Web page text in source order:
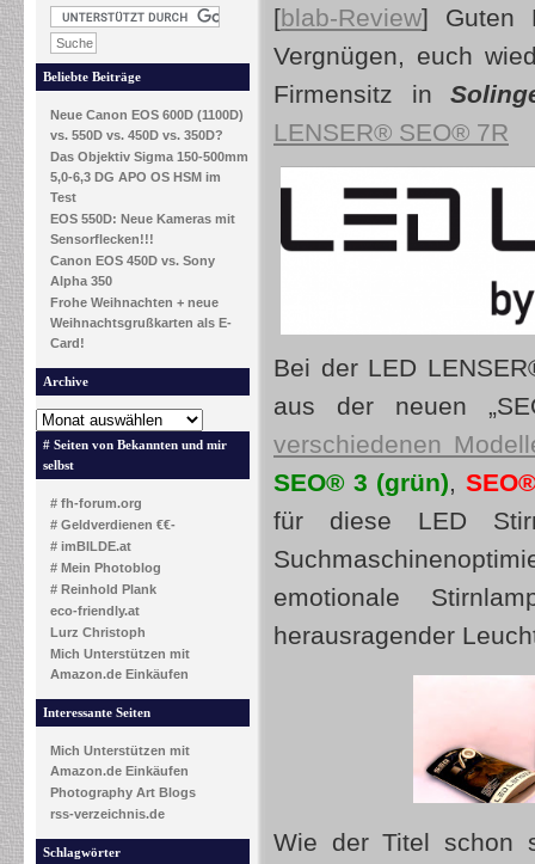
Beliebte Beiträge
Neue Canon EOS 600D (1100D)
vs. 550D vs. 450D vs. 350D?
Das Objektiv Sigma 150-500mm
5,0-6,3 DG APO OS HSM im
Test
EOS 550D: Neue Kameras mit
Sensorflecken!!!
Canon EOS 450D vs. Sony
Alpha 350
Frohe Weihnachten + neue
Weihnachtsgrußkarten als E-
Card!
Archive
# Seiten von Bekannten und mir
selbst
# fh-forum.org
# Geldverdienen €€-
# imBILDE.at
# Mein Photoblog
# Reinhold Plank
eco-friendly.at
Lurz Christoph
Mich Unterstützen mit
Amazon.de Einkäufen
Interessante Seiten
Mich Unterstützen mit
Amazon.de Einkäufen
Photography Art Blogs
rss-verzeichnis.de
Schlagwörter
[blab-Review] Guten
Vergnügen, euch
Firmensitz in
LENSER® SEO® 7R
Bei der LED
aus der neuen
verschiedenen
SEO® 3 (grün),
für diese LED
emotionale
herausragender
Wie der Titel